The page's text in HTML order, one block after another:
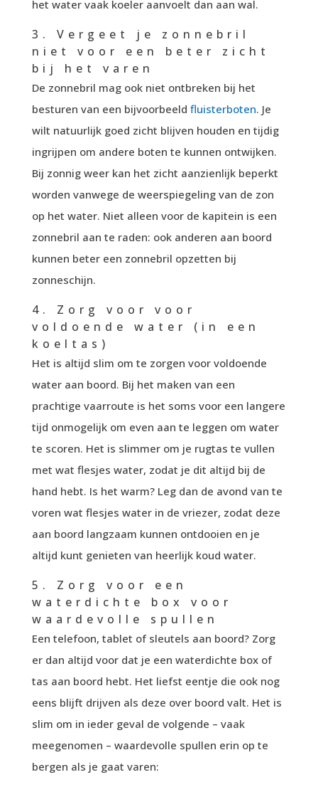
het water vaak koeler aanvoelt dan aan wal.
3. Vergeet je zonnebril
niet voor een beter zicht
bij het varen
De zonnebril mag ook niet ontbreken bij het
besturen van een bijvoorbeeld fluisterboten. Je
wilt natuurlijk goed zicht blijven houden en tijdig
ingrijpen om andere boten te kunnen ontwijken.
Bij zonnig weer kan het zicht aanzienlijk beperkt
worden vanwege de weerspiegeling van de zon
op het water. Niet alleen voor de kapitein is een
zonnebril aan te raden: ook anderen aan boord
kunnen beter een zonnebril opzetten bij
zonneschijn.
4. Zorg voor voor
voldoende water (in een
koeltas)
Het is altijd slim om te zorgen voor voldoende
water aan boord. Bij het maken van een
prachtige vaarroute is het soms voor een langere
tijd onmogelijk om even aan te leggen om water
te scoren. Het is slimmer om je rugtas te vullen
met wat flesjes water, zodat je dit altijd bij de
hand hebt. Is het warm? Leg dan de avond van te
voren wat flesjes water in de vriezer, zodat deze
aan boord langzaam kunnen ontdooien en je
altijd kunt genieten van heerlijk koud water.
5. Zorg voor een
waterdichte box voor
waardevolle spullen
Een telefoon, tablet of sleutels aan boord? Zorg
er dan altijd voor dat je een waterdichte box of
tas aan boord hebt. Het liefst eentje die ook nog
eens blijft drijven als deze over boord valt. Het is
slim om in ieder geval de volgende – vaak
meegenomen – waardevolle spullen erin op te
bergen als je gaat varen: